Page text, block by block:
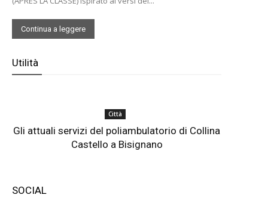
Continua a leggere
Utilità
Città
Gli attuali servizi del poliambulatorio di Collina
Castello a Bisignano
SOCIAL